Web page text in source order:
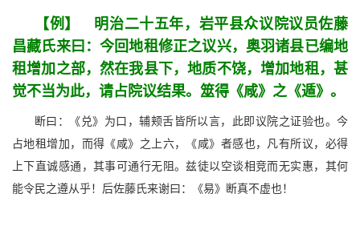
【例】 明治二十五年，岩平县众议院议员佐藤
昌藏氏来曰：今回地租修正之议兴，奥羽诸县已编地
租增加之部，然在我县下，地质不饶，增加地租，甚
觉不当为此，请占院议结果。筮得《咸》之《遁》。
断曰：《兑》为口，辅颊舌皆所以言，此即议院之证验也。今
占地租增加，而得《咸》之上六，《咸》者感也，凡有所议，必得
上下直诚感通，其事可通行无阻。兹徒以空谈相竞而无实惠，其何
能令民之遵从乎！后佐藤氏来谢曰：《易》断真不虚也！